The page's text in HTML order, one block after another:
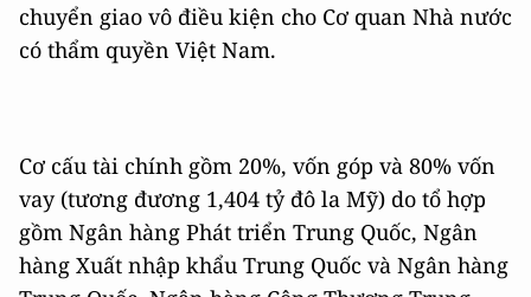
chuyển giao vô điều kiện cho Cơ quan Nhà nước
có thẩm quyền Việt Nam.
Cơ cấu tài chính gồm 20%, vốn góp và 80% vốn
vay (tương đương 1,404 tỷ đô la Mỹ) do tổ hợp
gồm Ngân hàng Phát triển Trung Quốc, Ngân
hàng Xuất nhập khẩu Trung Quốc và Ngân hàng